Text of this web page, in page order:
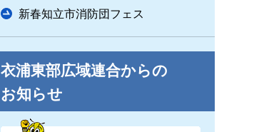
新春知立市消防団フェス
衣浦東部広域連合からの
お知らせ